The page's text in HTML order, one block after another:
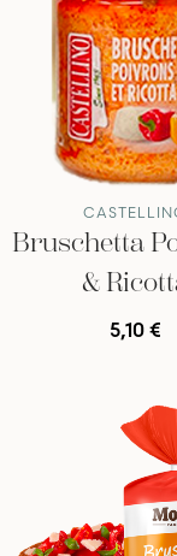
Bruschetta
&
5,10 €